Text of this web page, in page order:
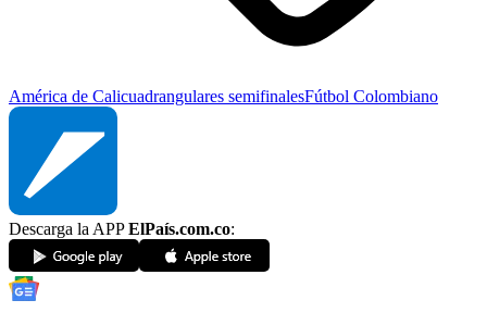
América de Calicuadrangulares semifinalesFútbol Colombiano
Descarga la APPElPaís.com.co: